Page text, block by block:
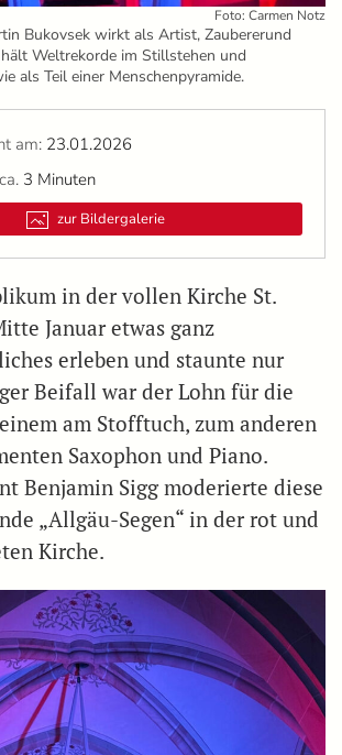
Foto: Carmen Notz
Bukovsek wirkt als Artist, Zaubererund
Weltrekorde im Stillstehen und
als Teil einer Menschenpyramide.
am: 23.01.2026
3 Minuten
zur Bildergalerie
in der vollen Kirche St.
Januar etwas ganz
erleben und staunte nur
Beifall war der Lohn für die
am Stofftuch, zum anderen
Saxophon und Piano.
Benjamin Sigg moderierte diese
„Allgäu-Segen“ in der rot und
Kirche.